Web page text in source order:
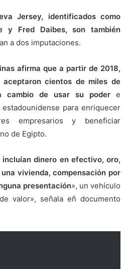
Jersey, identificados como
y Fred Daibes, son también
a dos imputaciones.
afirma que a partir de 2018,
aceptaron cientos de miles de
cambio de usar su poder e
para enriquecer
empresarios y beneficiar
de Egipto.
dinero en efectivo, oro,
vivienda, compensación por
presentación», un vehículo
valor», señala eñ documento